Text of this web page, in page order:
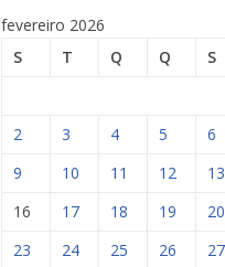
fevereiro 2026
S
T Q Q S
2
3 4 5 6
9
10 11 12 13
16
17 18 19 20
23
24 25 26 27